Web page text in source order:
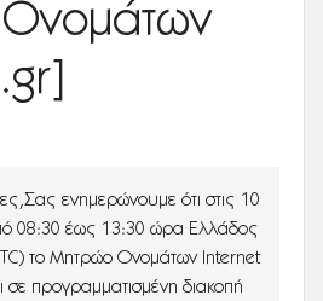
ενημερώνουμε ότι στις 10
08:30 έως 13:30 ώρα Ελλάδος
το Μητρώο Ονομάτων Internet
προγραμματισμένη διακοπή